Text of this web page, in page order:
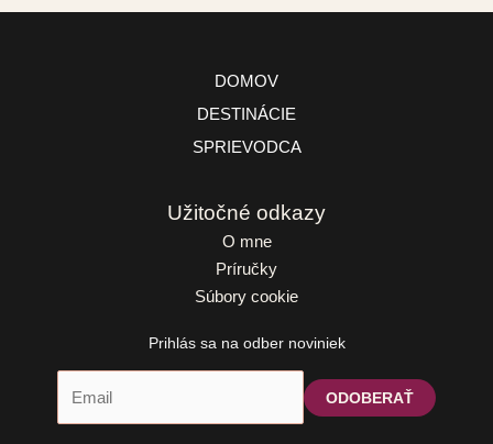
DOMOV
DESTINÁCIE
SPRIEVODCA
Užitočné odkazy
O mne
Príručky
Súbory cookie
Prihlás sa na odber noviniek